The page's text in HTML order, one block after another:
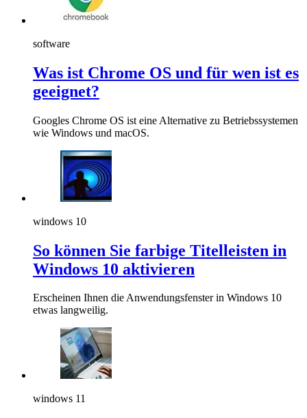
software
Was ist Chrome OS und für wen ist es
geeignet?
Googles Chrome OS ist eine Alternative zu Betriebssystemen
wie Windows und macOS.
windows 10
So können Sie farbige Titelleisten in
Windows 10 aktivieren
Erscheinen Ihnen die Anwendungsfenster in Windows 10
etwas langweilig.
windows 11